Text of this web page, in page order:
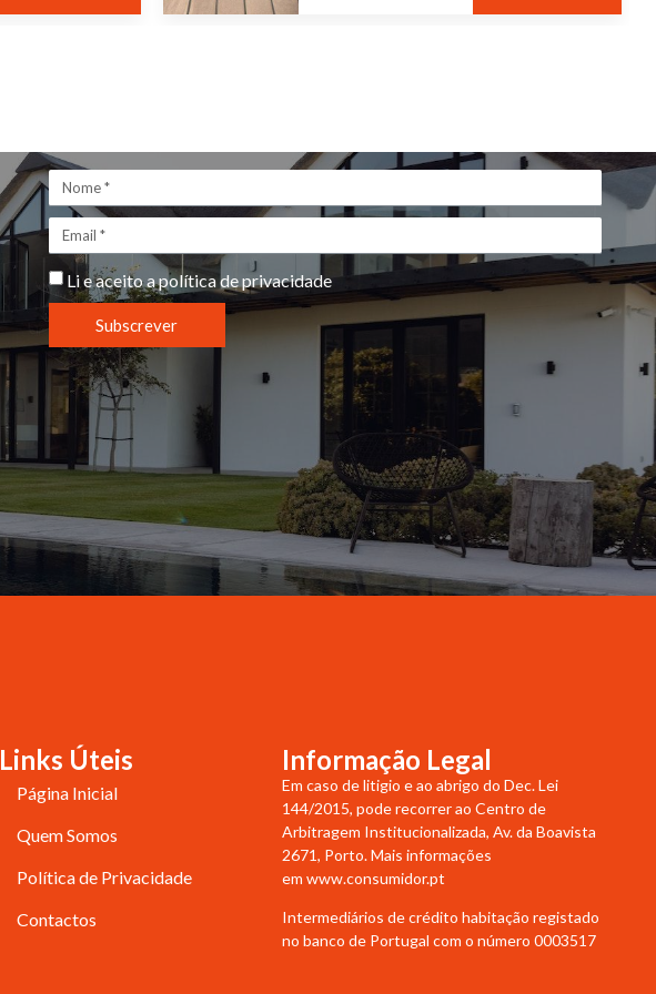
Li e aceito apolítica de privacidade
Subscrever
Links Úteis
Página Inicial
Quem Somos
Política de Privacidade
Contactos
Informação Legal
Em caso de litigio e ao abrigo do Dec. Lei
144/2015, pode recorrer ao Centro de
Arbitragem Institucionalizada, Av. da Boavista
2671, Porto. Mais informações
emwww.consumidor.pt
Intermediários de crédito habitação registado
no banco de Portugal com o número 0003517